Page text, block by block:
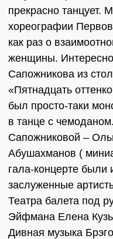
прекрасно танцует.
хореографии
как раз о
женщины.
Сапожникова из
«Пятнадцать
был просто-таки
в танце с
Сапожниковой –
Абушахманов (
гала-концерте
заслуженные
Театра балета под
Эйфмана Елена
Дивная музыка